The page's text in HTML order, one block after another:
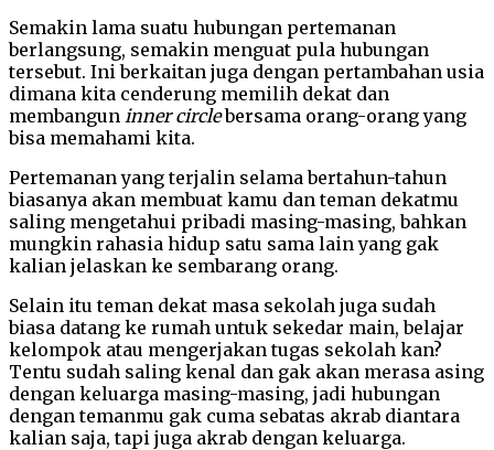
Semakin lama suatu hubungan pertemanan
berlangsung, semakin menguat pula hubungan
tersebut. Ini berkaitan juga dengan pertambahan usia
dimana kita cenderung memilih dekat dan
membangun inner circlebersama orang-orang yang
bisa memahami kita.
Pertemanan yang terjalin selama bertahun-tahun
biasanya akan membuat kamu dan teman dekatmu
saling mengetahui pribadi masing-masing, bahkan
mungkin rahasia hidup satu sama lain yang gak
kalian jelaskan ke sembarang orang.
Selain itu teman dekat masa sekolah juga sudah
biasa datang ke rumah untuk sekedar main, belajar
kelompok atau mengerjakan tugas sekolah kan?
Tentu sudah saling kenal dan gak akan merasa asing
dengan keluarga masing-masing, jadi hubungan
dengan temanmu gak cuma sebatas akrab diantara
kalian saja, tapi juga akrab dengan keluarga.